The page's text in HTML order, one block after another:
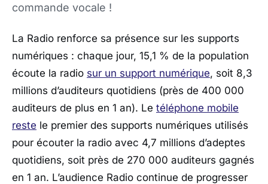
commande vocale !
La Radio renforce sa présence sur les supports
numériques : chaque jour, 15,1 % de la population
écoute la radio sur un support numérique, soit 8,3
millions d’auditeurs quotidiens (près de 400 000
auditeurs de plus en 1 an). Le téléphone mobile
reste le premier des supports numériques utilisés
pour écouter la radio avec 4,7 millions d’adeptes
quotidiens, soit près de 270 000 auditeurs gagnés
en 1 an. L’audience Radio continue de progresser